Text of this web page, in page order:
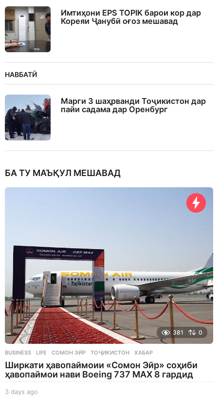
Имтиҳони EPS TOPIK барои кор дар
Кореяи Ҷанубӣ оғоз мешавад
НАВБАТӢ
Марги 3 шаҳрванди Тоҷикистон дар
пайи садама дар Оренбург
БА ТУ МАЪҚУЛ МЕШАВАД
381 0
BUSINESS ,LIFE СОМОН ЭЙР ,ТОҶИКИСТОН ,ХАБАР
Ширкати ҳавопаймоии «Сомон Эйр» соҳиби
ҳавопаймои нави Boeing 737 MAX 8 гардид
3 days ago